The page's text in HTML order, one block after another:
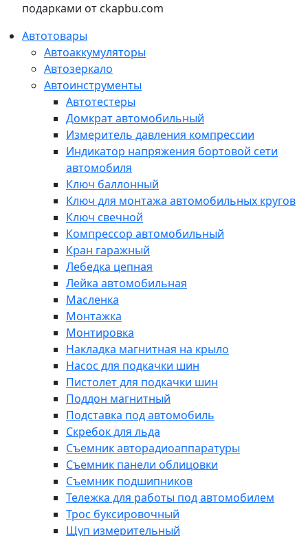
подарками от ckapbu.com
Автотовары
Автоаккумуляторы
Автозеркало
Автоинструменты
Автотестеры
Домкрат автомобильный
Измеритель давления компрессии
Индикатор напряжения бортовой сети
автомобиля
Ключ баллонный
Ключ для монтажа автомобильных кругов
Ключ свечной
Компрессор автомобильный
Кран гаражный
Лебедка цепная
Лейка автомобильная
Масленка
Монтажка
Монтировка
Накладка магнитная на крыло
Насос для подкачки шин
Пистолет для подкачки шин
Поддон магнитный
Подставка под автомобиль
Скребок для льда
Съемник авторадиоаппаратуры
Съемник панели облицовки
Съемник подшипников
Тележка для работы под автомобилем
Трос буксировочный
Щуп измерительный